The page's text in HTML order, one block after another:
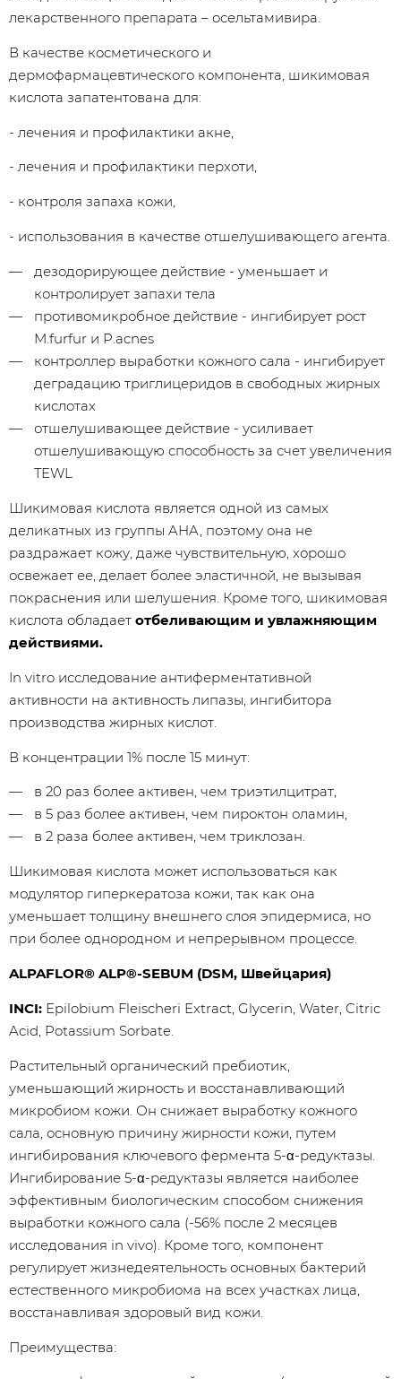
лекарственного препарата – осельтамивира.
В качестве косметического и
дермофармацевтического компонента, шикимовая
кислота запатентована для:
- лечения и профилактики акне,
- лечения и профилактики перхоти,
- контроля запаха кожи,
- использования в качестве отшелушивающего агента.
дезодорирующее действие - уменьшает и
контролирует запахи тела
противомикробное действие - ингибирует рост
M.furfur и P.acnes
контроллер выработки кожного сала - ингибирует
деградацию триглицеридов в свободных жирных
кислотах
отшелушивающее действие - усиливает
отшелушивающую способность за счет увеличения
TEWL
Шикимовая кислота является одной из самых
деликатных из группы AHA, поэтому она не
раздражает кожу, даже чувствительную, хорошо
освежает ее, делает более эластичной, не вызывая
покраснения или шелушения. Кроме того, шикимовая
кислота обладает отбеливающим и увлажняющим
действиями.
In vitro исследование антиферментативной
активности на активность липазы, ингибитора
производства жирных кислот.
В концентрации 1% после 15 минут:
в 20 раз более активен, чем триэтилцитрат,
в 5 раз более активен, чем пироктон оламин,
в 2 раза более активен, чем триклозан.
Шикимовая кислота может использоваться как
модулятор гиперкератоза кожи, так как она
уменьшает толщину внешнего слоя эпидермиса, но
при более однородном и непрерывном процессе.
ALPAFLOR® ALP®-SEBUM (DSM, Швейцария)
INCI: Epilobium Fleischeri Extract, Glycerin, Water, Citric
Acid, Potassium Sorbate.
Растительный органический пребиотик,
уменьшающий жирность и восстанавливающий
микробиом кожи. Он снижает выработку кожного
сала, основную причину жирности кожи, путем
ингибирования ключевого фермента 5-α-редуктазы.
Ингибирование 5-α-редуктазы является наиболее
эффективным биологическим способом снижения
выработки кожного сала (-56% после 2 месяцев
исследования in vivo). Кроме того, компонент
регулирует жизнедеятельность основных бактерий
естественного микробиома на всех участках лица,
восстанавливая здоровый вид кожи.
Преимущества: